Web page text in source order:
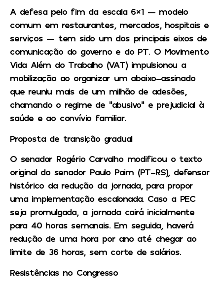
A defesa pelo fim da escala 6×1 — modelo
comum em restaurantes, mercados, hospitais e
serviços — tem sido um dos principais eixos de
comunicação do governo e do PT. O Movimento
Vida Além do Trabalho (VAT) impulsionou a
mobilização ao organizar um abaixo-assinado
que reuniu mais de um milhão de adesões,
chamando o regime de “abusivo” e prejudicial à
saúde e ao convívio familiar.
Proposta de transição gradual
O senador Rogério Carvalho modificou o texto
original do senador Paulo Paim (PT-RS), defensor
histórico da redução da jornada, para propor
uma implementação escalonada. Caso a PEC
seja promulgada, a jornada cairá inicialmente
para 40 horas semanais. Em seguida, haverá
redução de uma hora por ano até chegar ao
limite de 36 horas, sem corte de salários.
Resistências no Congresso